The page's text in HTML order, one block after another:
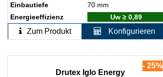
Einbautiefe
70 mm
Energieeffizienz
Uw ≥ 0,89
Zum Produkt Konfigurieren
- 25%
Drutex Iglo Energy